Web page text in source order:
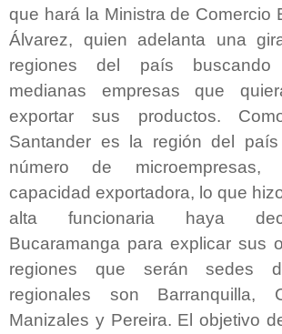
que hará la Ministra de Comercio
Álvarez, quien adelanta una
regiones del país
medianas empresas que
exportar sus productos.
Santander es la región del
número de microempresas,
capacidad exportadora, lo que
alta funcionaria haya
Bucaramanga para explicar sus
regiones que serán sedes
regionales son Barranquilla,
Manizales y Pereira. El objetivo